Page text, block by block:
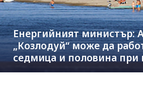
Енергийният министър:
„Козлодуй“ може да
седмица и половина при
на Дунав